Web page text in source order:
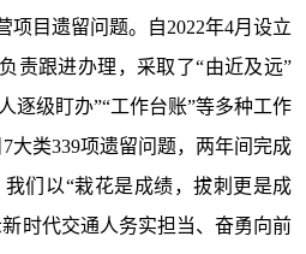
项目遗留问题。自2022年4月设立
责跟进办理，采取了“由近及远”
逐级盯办”“工作台账”等多种工作
大类339项遗留问题，两年间完成
我们以“栽花是成绩，拔刺更是成
时代交通人务实担当、奋勇向前